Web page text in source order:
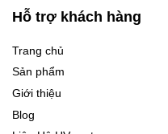
Hỗ trợ khách hàng
Trang chủ
Sản phẩm
Giới thiệu
Blog